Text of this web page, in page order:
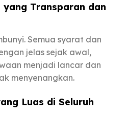
yang Transparan dan
Semua syarat dan
jelas sejak awal,
menjadi lancar dan
menyenangkan.
Luas di Seluruh